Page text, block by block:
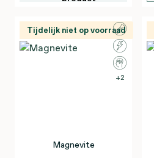
Tijdelijk niet op voorraad
2
Magnevite